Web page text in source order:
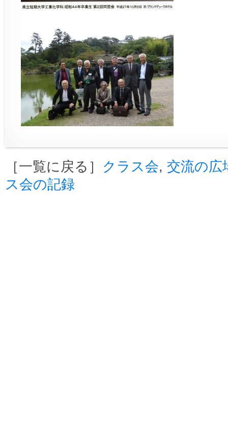
［一覧に戻る］ クラス会, 交流の広
ス会の記録